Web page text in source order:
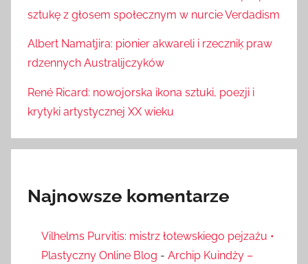
sztukę z głosem społecznym w nurcie Verdadism
Albert Namatjira: pionier akwareli i rzeczniķ praw
rdzennych Australijczyków
René Ricard: nowojorska ikona sztuki, poezji i
krytyki artystycznej XX wieku
Najnowsze komentarze
Vilhelms Purvitis: mistrz łotewskiego pejzażu •
Plastyczny Online Blog - Archip Kuindży –